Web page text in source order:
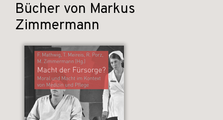
Bücher von Markus
Zimmermann